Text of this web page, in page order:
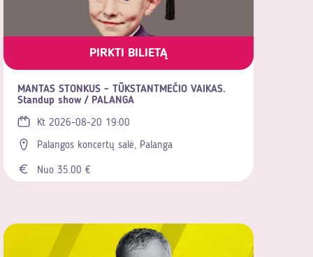
PIRKTI BILIETĄ
MANTAS STONKUS - TŪKSTANTMEČIO VAIKAS.
Standup show / PALANGA
Kt 2026-08-20 19:00
Palangos koncertų salė, Palanga
Nuo 35.00 €